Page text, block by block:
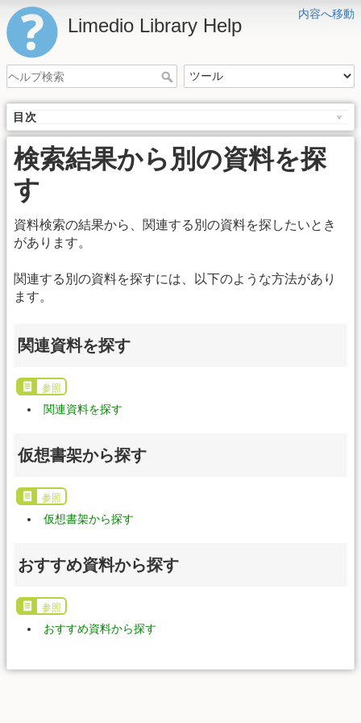
内容へ移動
Limedio Library Help
目次
検索結果から別の資料を探
す
資料検索の結果から、関連する別の資料を探したいとき
があります。
関連する別の資料を探すには、以下のような方法があり
ます。
関連資料を探す
参照
関連資料を探す
仮想書架から探す
参照
仮想書架から探す
おすすめ資料から探す
参照
おすすめ資料から探す